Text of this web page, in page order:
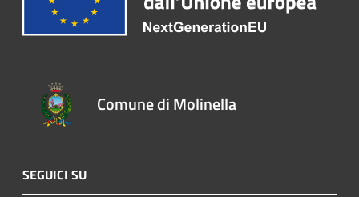
Comune di Molinella
SEGUICI SU